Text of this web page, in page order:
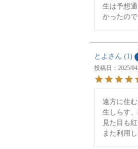
生は予想
かったの
とよ 1
投稿日
2025/
遠方に住
生しらす
見た目も
また利用し